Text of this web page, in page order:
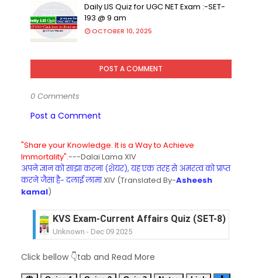
Daily LIS Quiz for UGC NET Exam :-SET-
193 @ 9 am
OCTOBER 10, 2025
POST A COMMENT
0 Comments
Post a Comment
"Share your Knowledge. It is a Way to Achieve
Immortality".---Dalai Lama XIV
अपने ज्ञान को साझा करना (शेयर), यह एक तरह से अमरत्व को प्राप्त
करने जैसा है- दलाई लामाXIV (Translated By-Asheesh
kamal)
KVS Exam-Current Affairs Quiz (SET-8) in
Unknown - Dec 09 2025
Unknown- Dec 08 2025
KVS Exam-Current Affairs Quiz (SET-6) in
Click bellow 👇tab and Read More